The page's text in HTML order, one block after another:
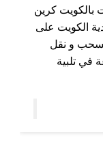
بالكويت كرين
الكويت على
و نقل
في تلبية